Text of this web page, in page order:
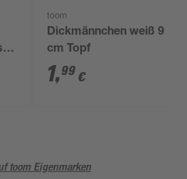
9
toom
Dickmännchen weiß 9
cm Topf
1,99 €
toom Eigenmarken